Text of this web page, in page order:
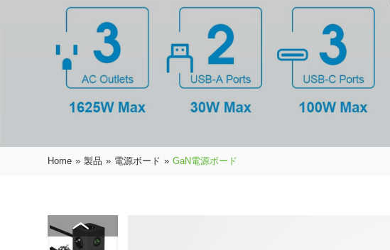
Home » 製品 » 電源ボード » GaN電源ボード